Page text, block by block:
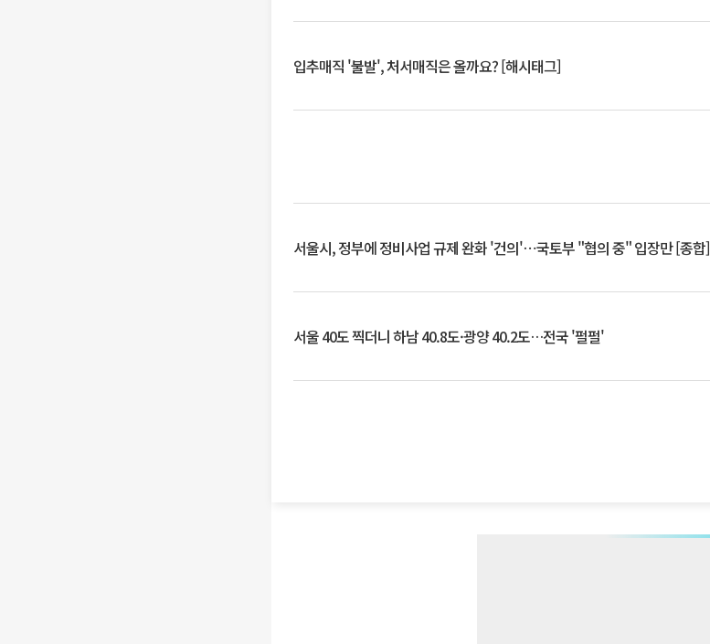
입추매직 '불발', 처서매직은 올까요? [해시태그]
서울시, 정부에 정비사업 규제 완화 '건의'⋯국토부 "협의 중" 입장만 [종합]
서울 40도 찍더니 하남 40.8도·광양 40.2도…전국 '펄펄'